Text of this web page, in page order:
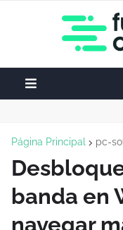
Página Principal pc-
banda en
navegar